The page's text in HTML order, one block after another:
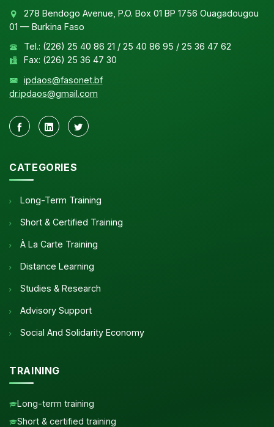
278 Bendogo Avenue, P.O. Box 01 BP 1756 Ouagadougou
01 — Burkina Faso
Tel.: (226) 25 40 86 21 / 25 40 86 95 / 25 36 47 62
Fax: (226) 25 36 47 30
ipdaos@fasonet.bf
dr.ipdaos@gmail.com
CATEGORIES
Long-Term Training
Short & Certified Training
À La Carte Training
Distance Learning
Studies & Research
Advisory Support
Social And Solidarity Economy
TRAINING
Long-term training
Short & certified training